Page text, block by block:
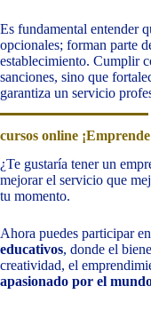
Es fundamental entender
opcionales; forman parte
establecimiento. Cumplir
sanciones, sino que
garantiza un servicio
cursos online
¿Te gustaría tener un
mejorar el servicio que
tu momento.
Ahora puedes participar
educativos, donde el
creatividad, el
apasionado por el